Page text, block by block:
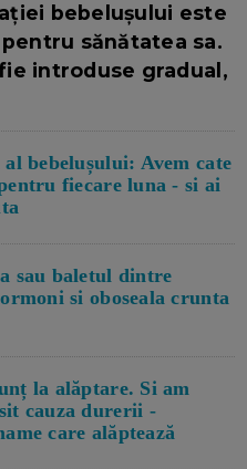
bebelușului este
sănătatea sa.
introduse gradual,
bebelușului: Avem cate
fiecare luna - si ai
sau baletul dintre
si oboseala crunta
la alăptare. Si am
cauza durerii -
care alăptează